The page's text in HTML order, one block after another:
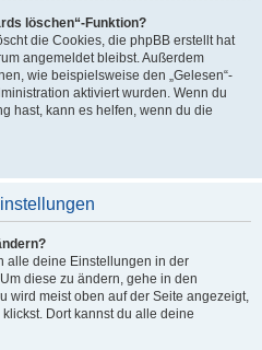
löschen“-Funktion?
die Cookies, die phpBB erstellt hat
angemeldet bleibst. Außerdem
wie beispielsweise den „Gelesen“-
aktiviert wurden. Wenn du
hast, kann es helfen, wenn du die
alle deine Einstellungen in der
diese zu ändern, gehe in den
wird meist oben auf der Seite angezeigt,
Dort kannst du alle deine